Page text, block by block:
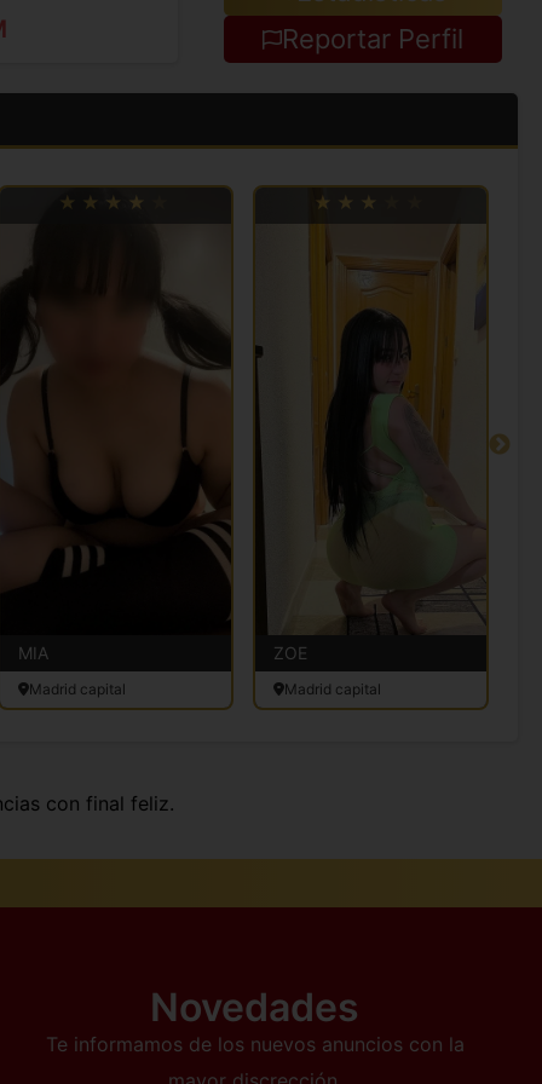
Reportar Perfil
MIA
Madrid capital
ZOE
Madrid capital
con final feliz.
Novedades
Te informamos de los nuevos anuncios con la